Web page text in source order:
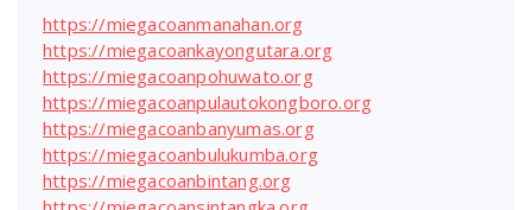
https://miegacoanmanahan.org
https://miegacoankayongutara.org
https://miegacoanpohuwato.org
https://miegacoanpulautokongboro.org
https://miegacoanbanyumas.org
https://miegacoanbulukumba.org
https://miegacoanbintang.org